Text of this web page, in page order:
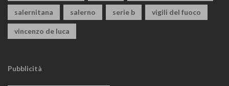
salernitana salerno serie b vigili del fuoco
vincenzo de luca
Pubblicità